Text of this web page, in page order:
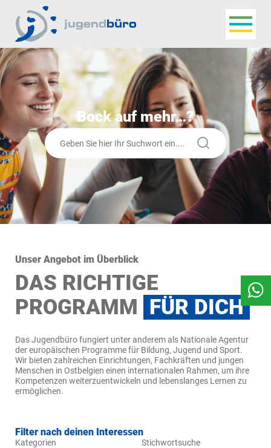
Jugendbüro
Bock auf mehr…?
Suchen
Unser Angebot im Überblick
DAS RICHTIGE
PROGRAMM FÜR DICH
Das Jugendbüro fungiert unter anderem als Nationale Agentur
der europäischen Programme für Bildung, Jugend und Sport.
Wir bieten zahlreichen Einrichtungen, Fachkräften und jungen
Menschen in Ostbelgien einen internationalen Rahmen, um ihre
Kompetenzen weiterzuentwickeln und lebenslanges Lernen zu
ermöglichen.
Filter nach deinen Interessen
Kategorien Stichwortsuche